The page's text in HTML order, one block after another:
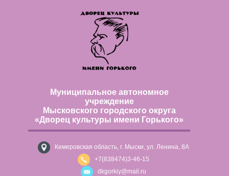
Муниципальное автономное
учреждение
Мысковского городского округа
«Дворец культуры имени Горького»
Кемеровская область, г. Мыски, ул. Ленина, 8А
+7(838474)3-46-15
dkgorkiy@mail.ru